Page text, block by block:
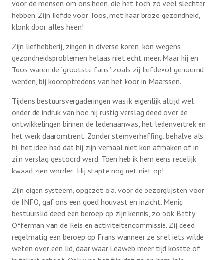
voor de mensen om ons heen, die het toch zo veel slechter
hebben. Zijn liefde voor Toos, met haar broze gezondheid,
klonk door alles heen!
Zijn liefhebberij, zingen in diverse koren, kon wegens
gezondheidsproblemen helaas niet echt meer. Maar hij en
Toos waren de “grootste fans” zoals zij liefdevol genoemd
werden, bij kooroptredens van het koor in Maarssen.
Tijdens bestuursvergaderingen was ik eigenlijk altijd wel
onder de indruk van hoe hij rustig verslag deed over de
ontwikkelingen binnen de ledenaanwas, het ledenvertrek en
het werk daaromtrent. Zonder stemverheffing, behalve als
hij het idee had dat hij zijn verhaal niet kon afmaken of in
zijn verslag gestoord werd. Toen heb ik hem eens redelijk
kwaad zien worden. Hij stapte nog net niet op!
Zijn eigen systeem, opgezet o.a. voor de bezorglijsten voor
de INFO, gaf ons een goed houvast en inzicht. Menig
bestuurslid deed een beroep op zijn kennis, zo ook Betty
Offerman van de Reis en activiteitencommissie. Zij deed
regelmatig een beroep op Frans wanneer ze snel iets wilde
weten over een lid, daar waar Leaweb meer tijd kostte of